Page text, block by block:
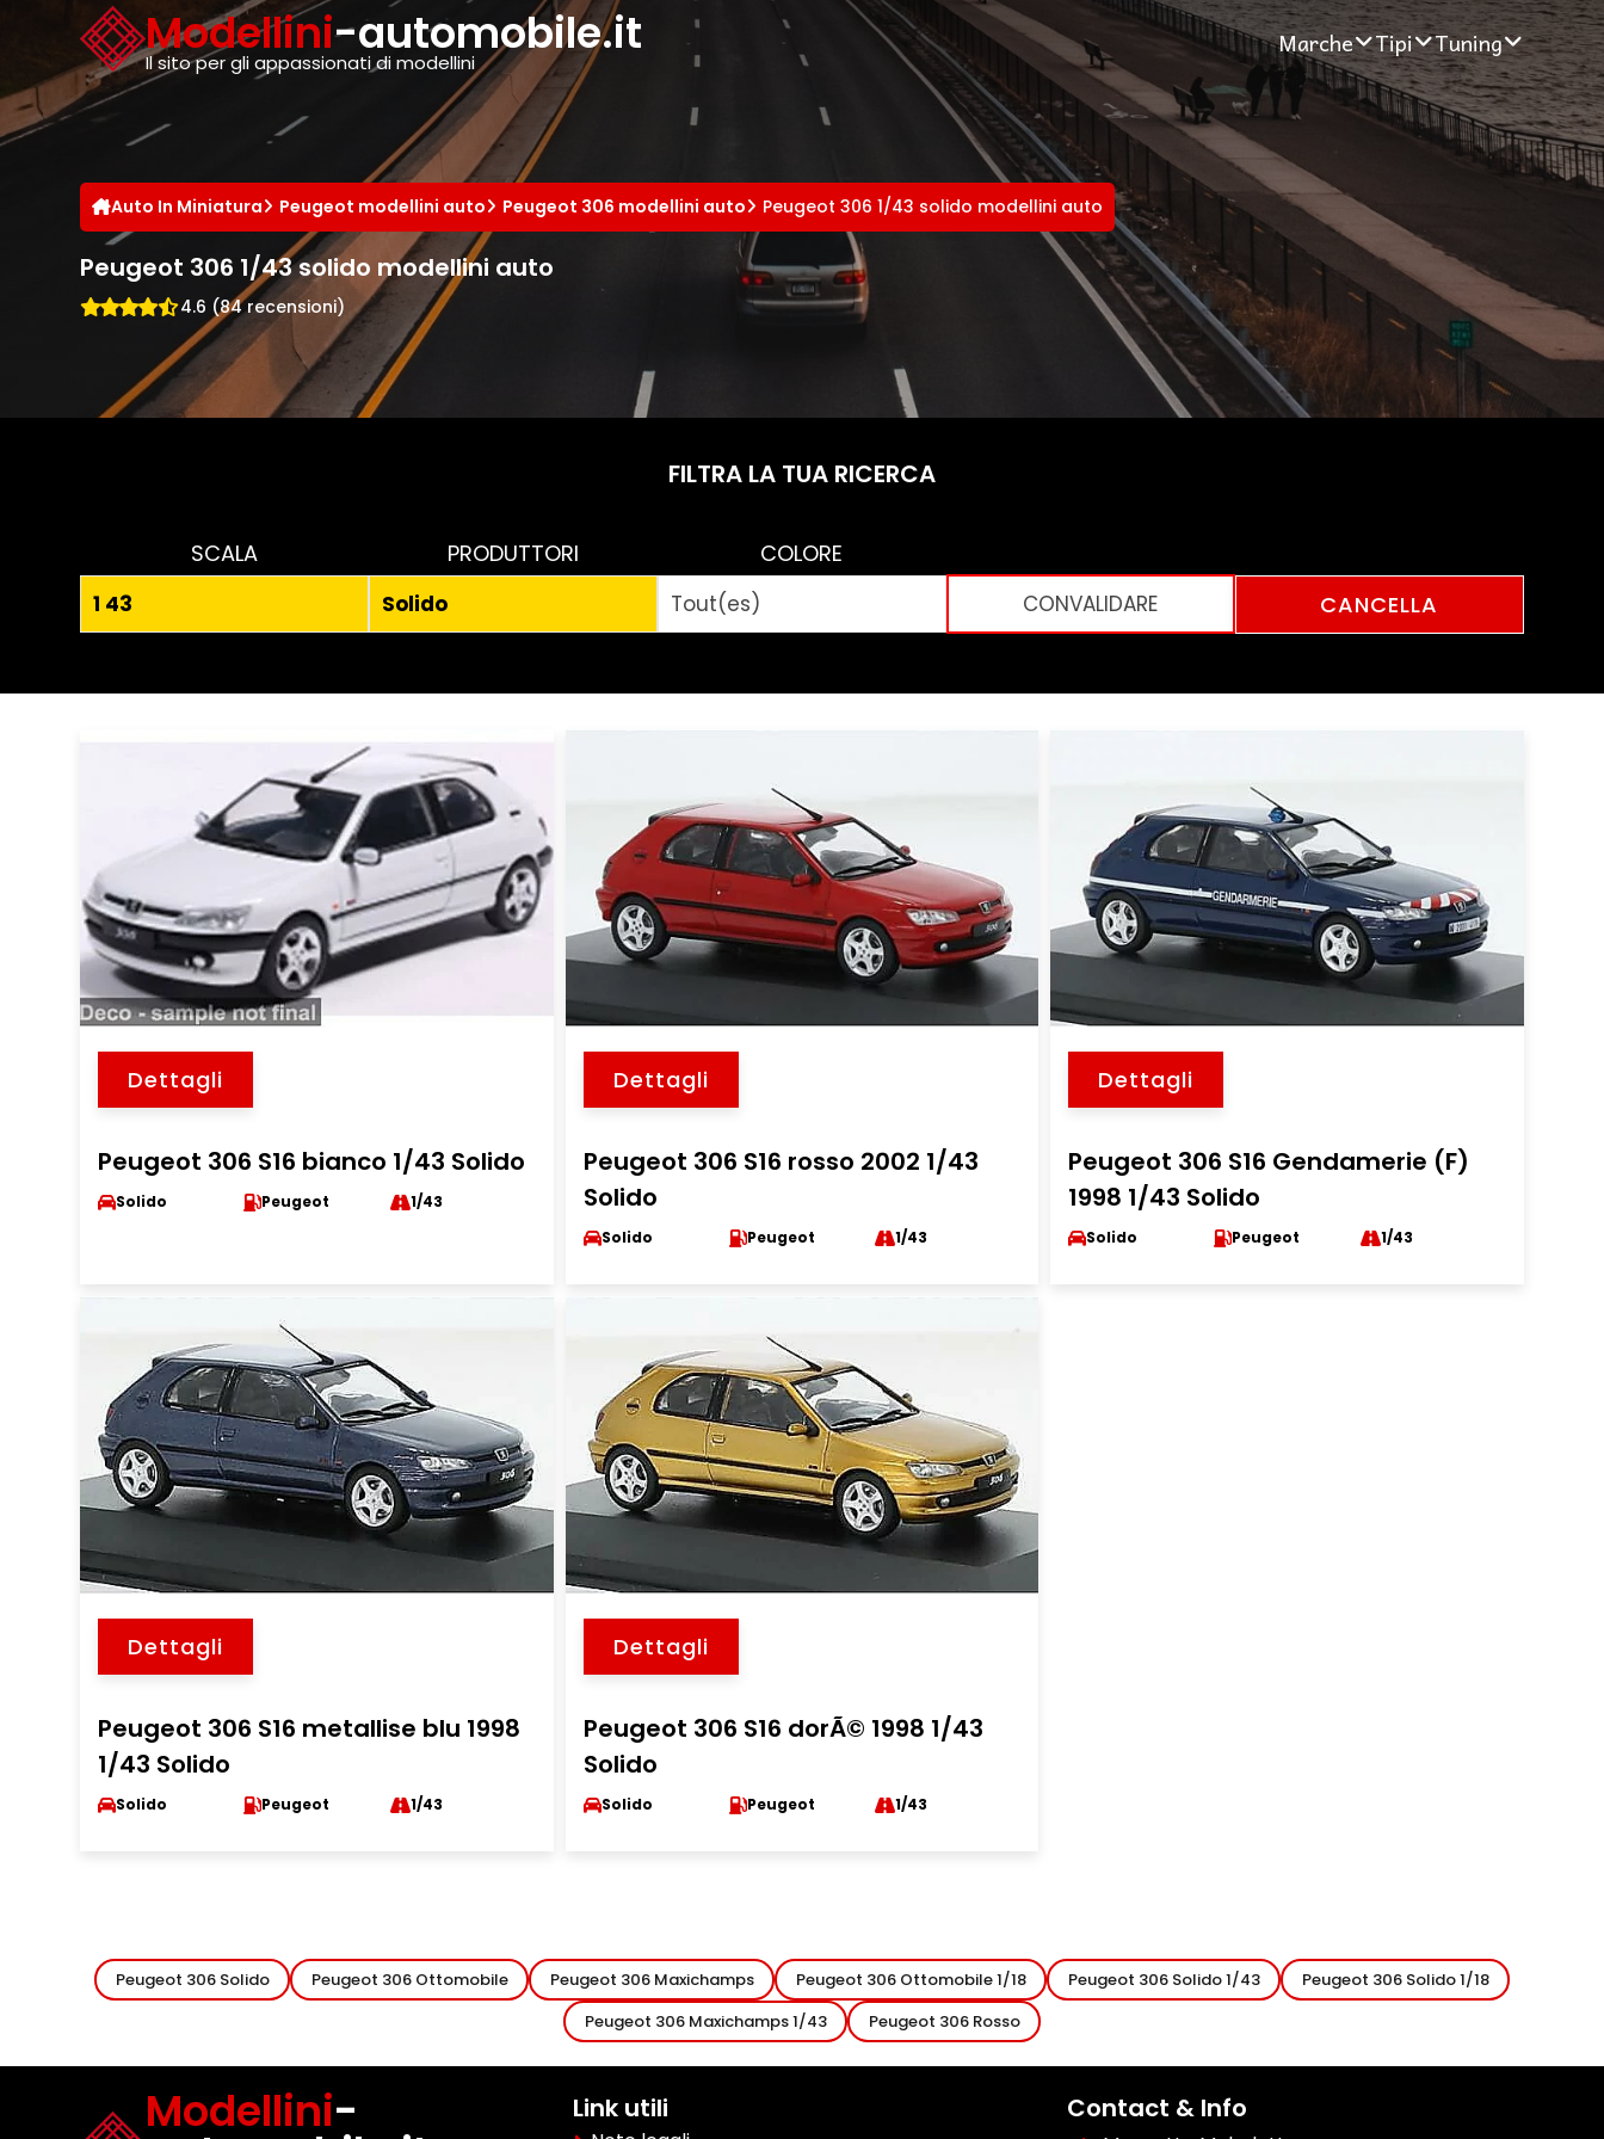
Modellini-automobile.it
Il sito per gli appassionati di modellini
Marche Tipi Tuning
Auto In Miniatura Peugeot modellini auto Peugeot 306 modellini auto Peugeot 306 1/43 solido modellini auto
Peugeot 306 1/43 solido modellini auto
4.6 (84 recensioni)
FILTRA LA TUA RICERCA
SCALA PRODUTTORI
COLORE
CANCELLA
Dettagli
Peugeot 306 S16 bianco 1/43 Solido
Solido Peugeot 1/43
Dettagli
Peugeot 306 S16 rosso 2002 1/43
Solido
Solido Peugeot 1/43
Dettagli
Peugeot 306 S16 Gendamerie (F)
1998 1/43 Solido
Solido Peugeot 1/43
Dettagli
Peugeot 306 S16 metallise blu 1998
1/43 Solido
Solido Peugeot 1/43
Dettagli
Peugeot 306 S16 dorÃ© 1998 1/43
Solido
Solido Peugeot 1/43
Peugeot 306 Solido Peugeot 306 Ottomobile Peugeot 306 Maxichamps Peugeot 306 Ottomobile 1/18 Peugeot 306 Solido 1/43
Peugeot 306 Solido 1/18
Peugeot 306 Maxichamps 1/43
Peugeot 306 Rosso
Modellini- Link utili Contact & Info
Cookies management panel